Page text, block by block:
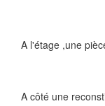
A l'étage ,une
A côté une